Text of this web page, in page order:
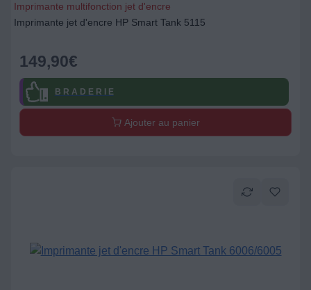
Imprimante multifonction jet d'encre
Imprimante jet d'encre HP Smart Tank 5115
149,90€
B R A D E R I E
Ajouter au panier